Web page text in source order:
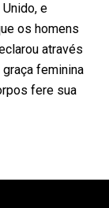
e
os homens
através
graça feminina
fere sua